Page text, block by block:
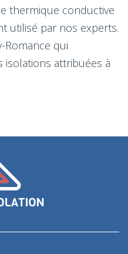
thermique conductive
utilisé par nos experts.
Romance qui
attribuées à